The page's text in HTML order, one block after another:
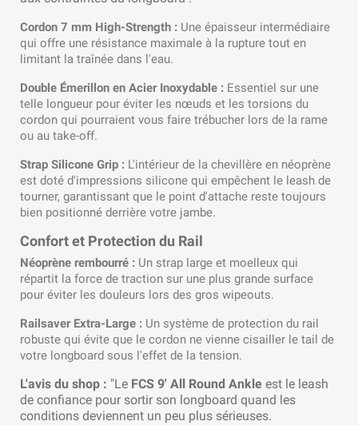
Cordon 7 mm High-Strength : Une épaisseur intermédiaire
qui offre une résistance maximale à la rupture tout en
limitant la traînée dans l'eau.
Double Émerillon en Acier Inoxydable : Essentiel sur une
telle longueur pour éviter les nœuds et les torsions du
cordon qui pourraient vous faire trébucher lors de la rame
ou au take-off.
Strap Silicone Grip : L'intérieur de la chevillère en néoprène
est doté d'impressions silicone qui empêchent le leash de
tourner, garantissant que le point d'attache reste toujours
bien positionné derrière votre jambe.
Confort et Protection du Rail
Néoprène rembourré : Un strap large et moelleux qui
répartit la force de traction sur une plus grande surface
pour éviter les douleurs lors des gros wipeouts.
Railsaver Extra-Large : Un système de protection du rail
robuste qui évite que le cordon ne vienne cisailler le tail de
votre longboard sous l'effet de la tension.
L'avis du shop : "Le FCS 9' All Round Ankle est le leash
de confiance pour sortir son longboard quand les
conditions deviennent un peu plus sérieuses.